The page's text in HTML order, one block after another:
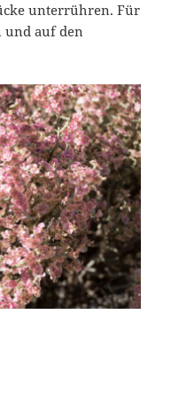
unterrühren. Für
und auf den